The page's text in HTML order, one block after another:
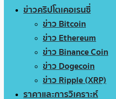
ข่าวคริปโตเคอเรนซี่
ข่าว Bitcoin
ข่าว Ethereum
ข่าว Binance Coin
ข่าว Dogecoin
ข่าว Ripple (XRP)
ราคาและการวิเคราะห์